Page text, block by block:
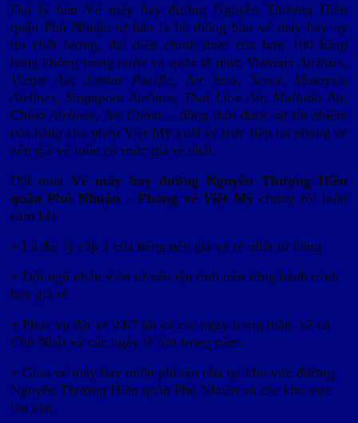
Đại lý bán Vé máy bay đường Nguyễn Thượng Hiền
quận Phú Nhuận tự hào là hệ thống bán vé máy bay uy
tín chất lượng, đại diện chính thức của hơn 100 hãng
hàng không trong nước và quốc tế như: Vietnam Airlines,
Vietjet Air, Jetstar Pacific, Air Asia, Scoot, Malaysia
Airlines, Singapore Airlines, Thai Lion Air, Malindo Air,
China Airlines, Air China… đồng thời được sự tín nhiệm
của hãng cho phép Việt Mỹ xuất vé trực tiếp tại phòng vé
nên giá vé luôn có mức giá rẻ nhất.
Đặt mua Vé máy bay đường Nguyễn Thượng Hiền
quận Phú Nhuận – Phòng vé Việt Mỹ chúng tôi luôn
cam kết:
+ Là đại lý cấp 1 của hãng nên giá vé rẻ nhất từ hãng
+ Đội ngũ nhân viên tư vấn tận tình trên từng hành trình
bay giá rẻ
+ Phục vụ đặt vé 24/7 tất cả các ngày trong tuần, kể cả
Chủ Nhật và các ngày lễ lớn trong năm.
+ Giao vé máy bay miễn phí tận nhà tại khu vực đường
Nguyễn Thượng Hiền quận Phú Nhuận và các khu vực
lân cận.